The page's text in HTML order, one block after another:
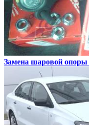
Замена шаровой опоры